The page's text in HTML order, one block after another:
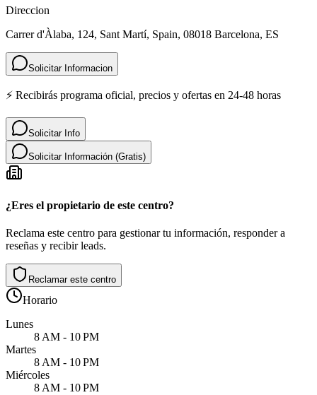
Direccion
Carrer d'Àlaba, 124, Sant Martí, Spain, 08018 Barcelona, ES
Solicitar Informacion
⚡ Recibirás programa oficial, precios y ofertas en 24-48 horas
Solicitar Info
Solicitar Información (Gratis)
¿Eres el propietario de este centro?
Reclama este centro para gestionar tu información, responder a
reseñas y recibir leads.
Reclamar este centro
Horario
Lunes
8 AM - 10 PM
Martes
8 AM - 10 PM
Miércoles
8 AM - 10 PM